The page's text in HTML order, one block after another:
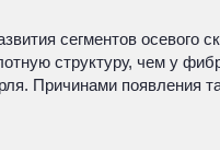
сегментов осевого
структуру, чем у
Причинами появления